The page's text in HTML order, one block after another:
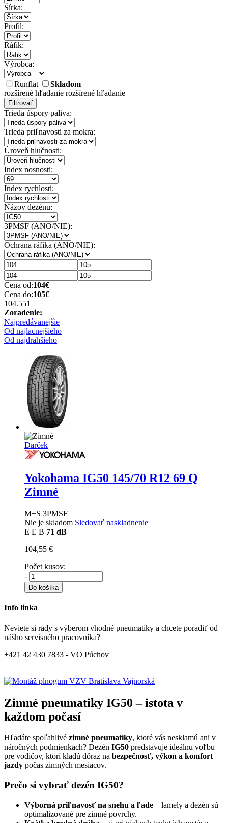
Šírka:
Profil:
Ráfik:
Výrobca:
Runflat
Skladom
rozšírené hľadanie rozšírené hľadanie
Filtrovať
Trieda úspory paliva:
Trieda priľnavosti za mokra:
Úroveň hlučnosti:
Index nosnosti:
Index rychlosti:
Názov dezénu:
3PMSF (ANO/NIE):
Ochrana ráfika (ANO/NIE):
Cena od:104€
Cena do:105€
104.551
Zoradenie:
Najpredávanejšie
Od najlacnejšieho
Od najdrahšieho
Darček
Yokohama IG50 145/70 R12 69 Q
Zimné
M+S 3PMSF
Nie je skladom Sledovať naskladnenie
E E B 71 dB
104,55 €
Počet kusov:
-
+
Do košíka
Info linka
Neviete si rady s výberom vhodné pneumatiky a chcete poradiť od
nášho servisného pracovníka?
+421 42 430 7833 - VO Púchov
Zimné pneumatiky IG50 – istota v
každom počasí
Hľadáte spoľahlivé zimné pneumatiky, ktoré vás nesklamú ani v
náročných podmienkach? Dezén IG50 predstavuje ideálnu voľbu
pre vodičov, ktorí kladú dôraz na bezpečnosť, výkon a komfort
jazdy počas zimných mesiacov.
Prečo si vybrať dezén IG50?
Výborná priľnavosť na snehu a ľade – lamely a dezén sú
optimalizované pre zimné povrchy.